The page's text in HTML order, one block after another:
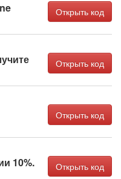
Открыть код
Открыть код
Открыть код
10%. Открыть код